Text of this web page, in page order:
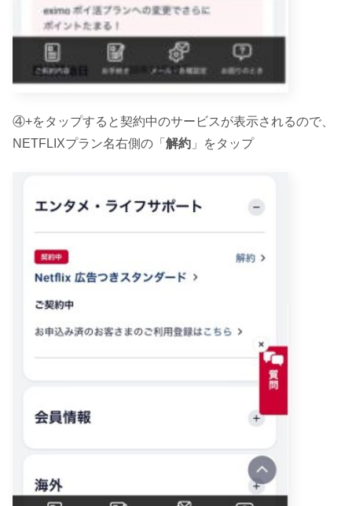
④+をタップすると契約中のサービスが表示されるので、
NETFLIXプラン名右側の「 解約 」をタップ